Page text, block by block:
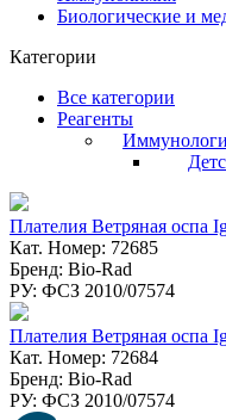
Биологические и
Категории
Все категории
Реагенты
Плателия Ветряная оспа
Кат. Номер: 72685
Бренд: Bio-Rad
РУ: ФСЗ 2010/07574
Плателия Ветряная оспа
Кат. Номер: 72684
Бренд: Bio-Rad
РУ: ФСЗ 2010/07574